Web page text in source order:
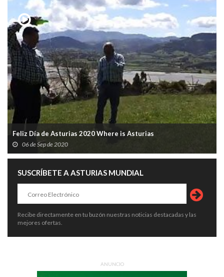
Feliz Día de Asturias 2020 Where is Asturias
06 de Sep de 2020
SUSCRÍBETE A ASTURIAS MUNDIAL
Recibe directamente en tu buzón nuestras noticias destacadas y las
mejores ofertas.
ANUNCIO